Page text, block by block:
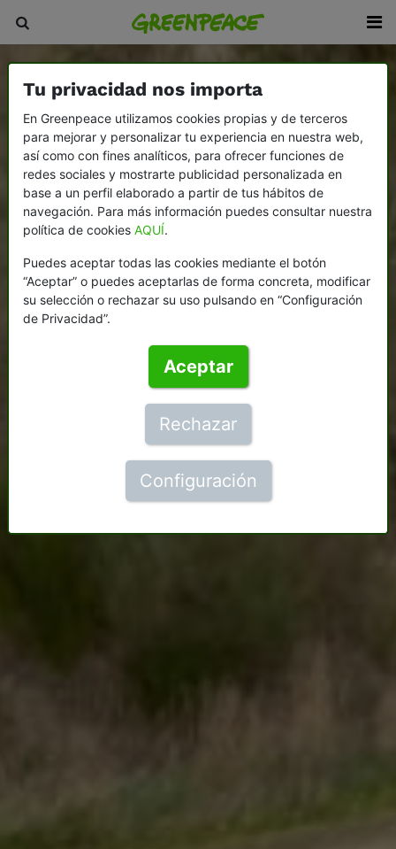
Tu privacidad nos importa
En Greenpeace utilizamos cookies propias y de terceros
para mejorar y personalizar tu experiencia en nuestra web,
así como con fines analíticos, para ofrecer funciones de
redes sociales y mostrarte publicidad personalizada en
base a un perfil elaborado a partir de tus hábitos de
navegación. Para más información puedes consultar nuestra
política de cookies AQUÍ.
Puedes aceptar todas las cookies mediante el botón
“Aceptar” o puedes aceptarlas de forma concreta, modificar
su selección o rechazar su uso pulsando en “Configuración
de Privacidad”.
Aceptar
Rechazar
Configuración